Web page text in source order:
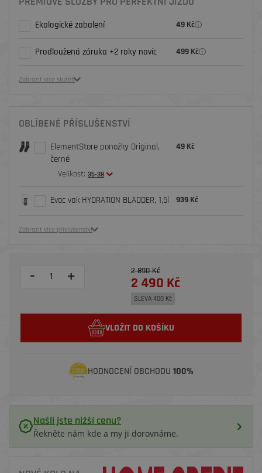
Ekologické zabalení 49 Kč
Prodloužená záruka +2 roky navíc 499 Kč
Zobrazit více služeb
OBLÍBENÉ PŘÍSLUŠENSTVÍ
ElementStore ponožky Original,
černé
Velikost: 35-38
49 Kč
Evoc vak HYDRATION BLADDER, 1,5l 939 Kč
Zobrazit více příslušenství
- + 2 890 Kč
2 490 Kč
SLEVA 400 Kč
VLOŽIT DO KOŠÍKU
HODNOCENÍ OBCHODU 100%
Našli jste nižší cenu?
Řekněte nám kde a my ji dorovnáme.